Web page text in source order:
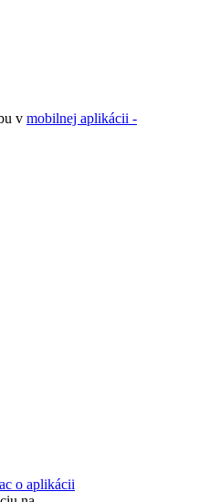
v mobilnej aplikácii -
o aplikácii